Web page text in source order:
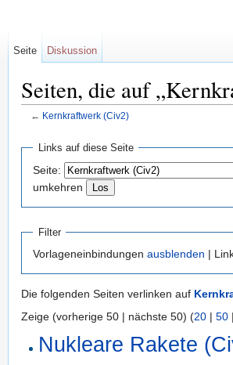
Seiten, die auf
← Kernkraftwerk (Civ2)
Links auf diese Seite
Seite:
umkehren
Filter
Vorlageneinbindungen ausblenden |
Die folgenden Seiten verlinken auf
Zeige (vorherige 50 | nächste 50) (20 | 50
Nukleare Rakete
Seite Diskussion